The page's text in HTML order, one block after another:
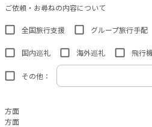
ご依頼・お尋ねの内容について
全国旅行支援 グループ旅行手配
国内巡礼 海外巡礼 飛行
その他：
方面
方面